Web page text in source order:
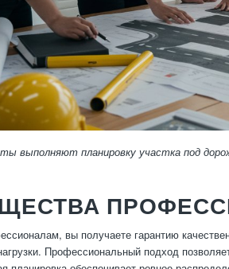
выполняют планировку участка под
вы получаете гарантию
Профессиональный подход